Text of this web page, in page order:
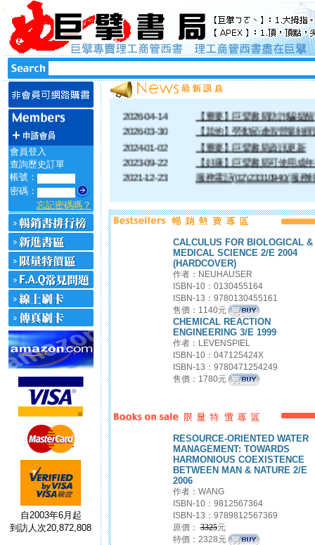
會員登入
查詢歷史訂單
帳號：
密碼：
忘記密碼嗎？
自2003年6月起
到訪人次20,872,808
2026-04-14
【重要】巨擘書局防詐騙提醒
2026-03-30
【其他】勞動節連假營業時
2024-01-02 【重要】巨擘書局資訊更新
2023-09-22
【好康】巨擘書局可使用成
2021-12-23
服務電話(02)23310940(服務
CALCULUS FOR BIOLOGICAL &
MEDICAL SCIENCE 2/E 2004
(HARDCOVER)
作者：NEUHAUSER
ISBN-10：0130455164
ISBN-13：9780130455161
售價：1140元
CHEMICAL REACTION
ENGINEERING 3/E 1999
作者：LEVENSPIEL
ISBN-10：047125424X
ISBN-13：9780471254249
售價：1780元
RESOURCE-ORIENTED WATER
MANAGEMENT: TOWARDS
HARMONIOUS COEXISTENCE
BETWEEN MAN & NATURE 2/E
2006
作者：WANG
ISBN-10：9812567364
ISBN-13：9789812567369
原價：3325元
特價：2328元